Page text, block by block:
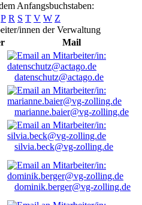
Anfangsbuchstaben:
P R S T V W Z
innen der Verwaltung
Mail
datenschutz@actago.de
marianne.baier@vg-zolling.de
silvia.beck@vg-zolling.de
dominik.berger@vg-zolling.de